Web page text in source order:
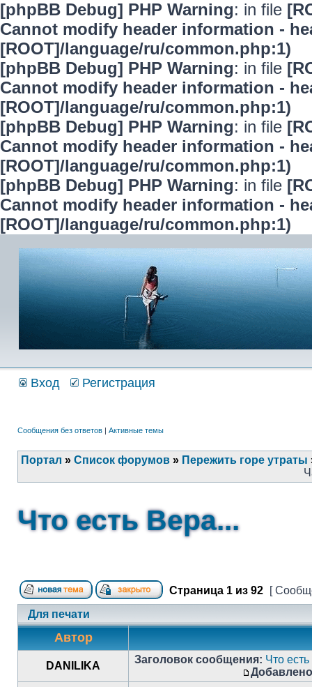
[phpBB Debug] PHP Warning: in file
Cannot modify header information -
[ROOT]/language/ru/common.php:1)
[phpBB Debug] PHP Warning: in file
Cannot modify header information -
[ROOT]/language/ru/common.php:1)
[phpBB Debug] PHP Warning: in file
Cannot modify header information -
[ROOT]/language/ru/common.php:1)
[phpBB Debug] PHP Warning: in file
Cannot modify header information -
[ROOT]/language/ru/common.php:1)
Вход Регистрация
Сообщения без ответов | Активные темы
Портал » Список форумов » Пережить горе утраты
Что есть Вера...
Страница 1 из 92
[
Для печати
Автор
DANILIKA
Заголовок сообщения: Что